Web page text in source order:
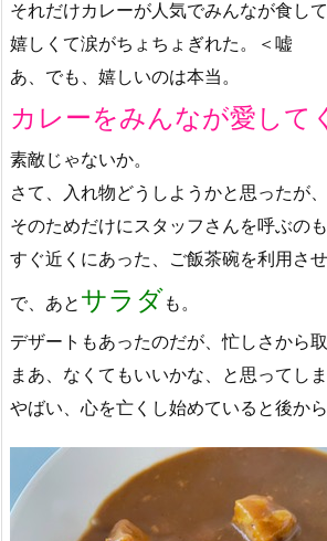
それだけカレーが人気でみんなが食し
嬉しくて涙がちょちょぎれた。＜嘘
あ、でも、嬉しいのは本当。
カレーをみんなが愛して
素敵じゃないか。
さて、入れ物どうしようかと思ったが、
そのためだけにスタッフさんを呼ぶのも
すぐ近くにあった、ご飯茶碗を利用させ
で、あと サラダも。
デザートもあったのだが、忙しさから
まあ、なくてもいいかな、と思ってしま
やばい、心を亡くし始めていると後から